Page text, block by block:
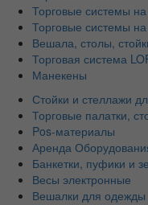
Торговые системы
Торговые системы
Вешала, столы,
Торговая система
Манекены
Стойки и стеллажи
Торговые палатки,
Pos-материалы
Аренда
Банкетки, пуфики и
Весы электронные
Вешалки для одежды